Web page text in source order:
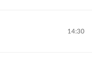
14:30